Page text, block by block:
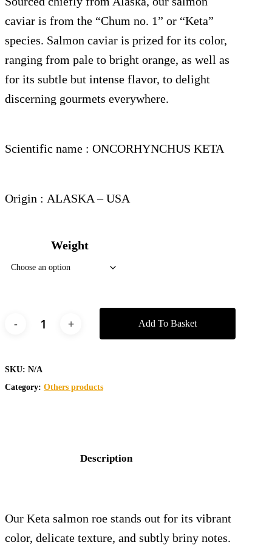
129.00€
caviar is from the “Chum no. 1” or “Keta”
species. Salmon caviar is prized for its color,
ranging from pale to bright orange, as well as
for its subtle but intense flavor, to delight
discerning gourmets everywhere.
Scientific name : ONCORHYNCHUS KETA
Origin : ALASKA – USA
Weight
Add To Basket
SKU: N/A
Category: Others products
Description
Our Keta salmon roe stands out for its vibrant
color, delicate texture, and subtly briny notes.